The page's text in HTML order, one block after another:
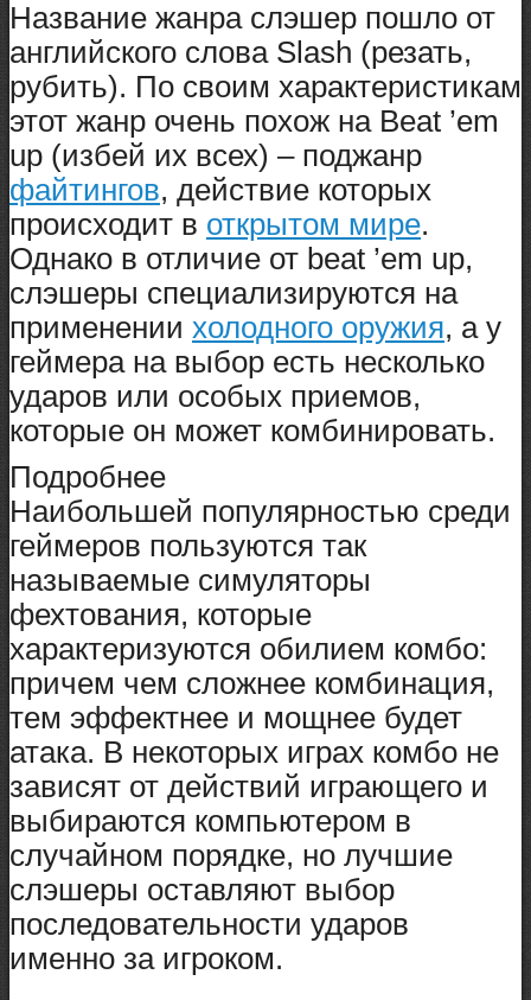
Название жанра слэшер пошло от
английского слова Slash (резать,
рубить). По своим характеристикам
этот жанр очень похож на Beat ’em
up (избей их всех) – поджанр
файтингов, действие которых
происходит в открытом мире.
Однако в отличие от beat ’em up,
слэшеры специализируются на
применении холодного оружия, а у
геймера на выбор есть несколько
ударов или особых приемов,
которые он может комбинировать.
Подробнее
Наибольшей популярностью среди
геймеров пользуются так
называемые симуляторы
фехтования, которые
характеризуются обилием комбо:
причем чем сложнее комбинация,
тем эффектнее и мощнее будет
атака. В некоторых играх комбо не
зависят от действий играющего и
выбираются компьютером в
случайном порядке, но лучшие
слэшеры оставляют выбор
последовательности ударов
именно за игроком.